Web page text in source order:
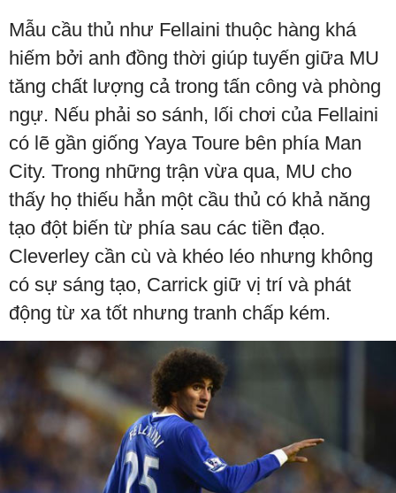
Mẫu cầu thủ như Fellaini thuộc hàng khá
hiếm bởi anh đồng thời giúp tuyến giữa MU
tăng chất lượng cả trong tấn công và phòng
ngự. Nếu phải so sánh, lối chơi của Fellaini
có lẽ gần giống Yaya Toure bên phía Man
City. Trong những trận vừa qua, MU cho
thấy họ thiếu hẳn một cầu thủ có khả năng
tạo đột biến từ phía sau các tiền đạo.
Cleverley cần cù và khéo léo nhưng không
có sự sáng tạo, Carrick giữ vị trí và phát
động từ xa tốt nhưng tranh chấp kém.